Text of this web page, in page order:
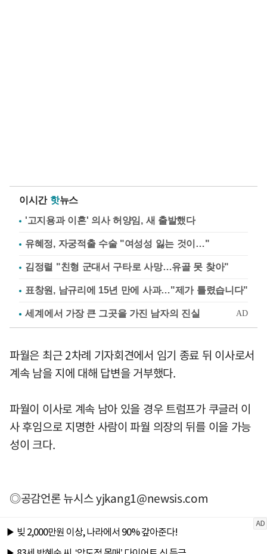
이시간 핫뉴스
'고지용과 이혼' 의사 허양임, 새 출발했다
유혜정, 자궁적출 수술 "여성성 잃는 것이…"
김정렬 "친형 군대서 구타로 사망…유골 못 찾아"
표창원, 남규리에 15년 만에 사과…"제가 틀렸습니다"
파월은 최근 2차례 기자회견에서 임기 종료 뒤 이사로서
계속 남을 지에 대해 답변을 거부했다.
파월이 이사로 계속 남아 있을 경우 트럼프가 쿠글러 이
사 후임으로 지명한 사람이 파월 의장의 뒤를 이을 가능
성이 크다.
◎공감언론 뉴시스yjkang1@newsis.com